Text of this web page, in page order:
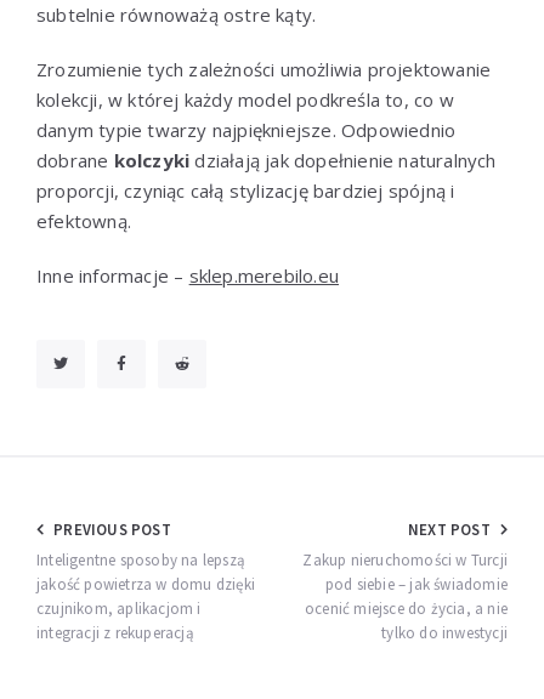
subtelnie równoważą ostre kąty.
Zrozumienie tych zależności umożliwia projektowanie
kolekcji, w której każdy model podkreśla to, co w
danym typie twarzy najpiękniejsze. Odpowiednio
dobrane kolczyki działają jak dopełnienie naturalnych
proporcji, czyniąc całą stylizację bardziej spójną i
efektowną.
Inne informacje – sklep.merebilo.eu
Nawigacja
wpisu
PREVIOUS POST
Inteligentne sposoby na lepszą
jakość powietrza w domu dzięki
czujnikom, aplikacjom i
integracji z rekuperacją
NEXT POST
Zakup nieruchomości w Turcji
pod siebie – jak świadomie
ocenić miejsce do życia, a nie
tylko do inwestycji